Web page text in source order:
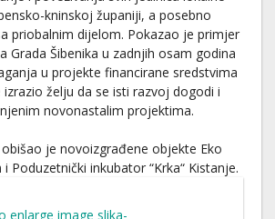
kninskoj županiji, a posebno
priobalnim dijelom. Pokazao je primjer
Grada Šibenika u zadnjih osam godina
u projekte financirane sredstvima
izrazio želju da se isti razvoj dogodi i
novonastalim projektima.
je novoizgrađene objekte Eko
Poduzetnički inkubator “Krka“ Kistanje.